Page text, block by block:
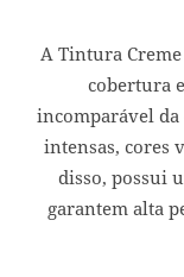
A Tintura
cobertura
incomparável da
intensas, cores
disso, possui
garantem alta